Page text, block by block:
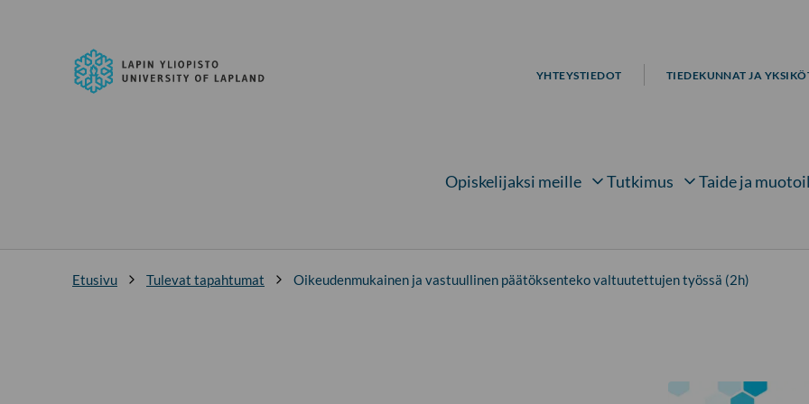
Lapin
yliopisto
YHTEYSTIEDOT TIEDEKUNNAT JA
Avaa alavalikko kohteelle
Opiskelijaksi meille
Avaa alavalikko
Tutkimus Taide ja
Etusivu Tulevat tapahtumat Oikeudenmukainen ja vastuullinen päätöksenteko valtuutettujen työssä (2h)